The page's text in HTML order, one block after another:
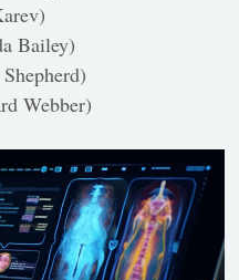
Bailey)
Webber)